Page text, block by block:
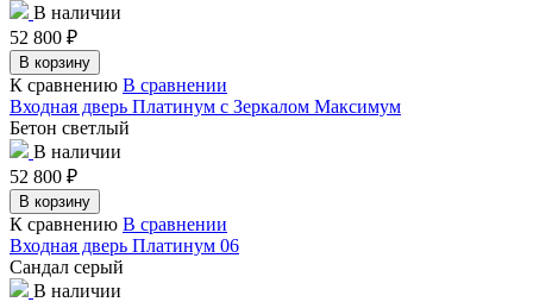
В наличии
52 800 ₽
В корзину
К сравнению В сравнении
Входная дверь Платинум с Зеркалом Максимум
Бетон светлый
В наличии
52 800 ₽
В корзину
К сравнению В сравнении
Входная дверь Платинум 06
Сандал серый
В наличии